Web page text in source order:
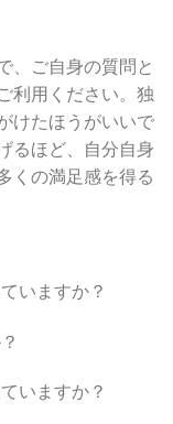
、ご自身の質問と
利用ください。独
けたほうがいいで
るほど、自分自身
くの満足感を得る
いますか？
いますか？